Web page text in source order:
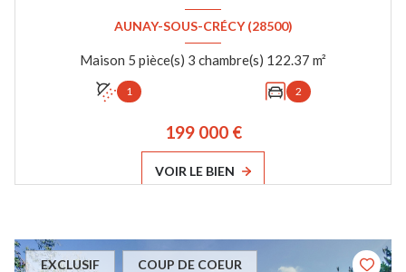
AUNAY-SOUS-CRÉCY (28500)
Maison 5 pièce(s) 3 chambre(s) 122.37 m²
1 2
199 000 €
VOIR LE BIEN
EXCLUSIF COUP DE COEUR